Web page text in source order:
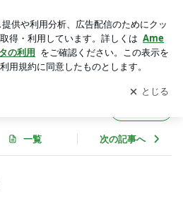
ブログの更新通知
を受け取りまし
開く
一覧 次の記事へ